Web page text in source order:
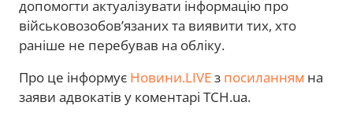
допомогти актуалізувати інформацію про
військовозобов’язаних та виявити тих, хто
раніше не перебував на обліку.
Про це інформує Новини.LIVEз посиланням на
заяви адвокатів у коментарі ТСН.ua.